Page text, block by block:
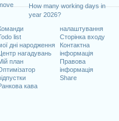
How many working days in
year 2026?
list
дні народження
нагадувань
план
кава
налаштування
Сторінка входу
Контактна
інформація
Правова
інформація
Share